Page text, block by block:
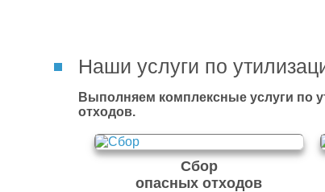
Наши услуги по
Выполняем комплексные услуги по
отходов.
Сбор
опасных отходов